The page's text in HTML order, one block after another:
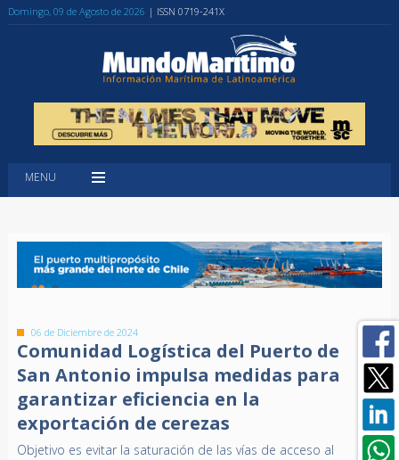
Domingo, 09 de Agosto de 2026 | ISSN 0719-241X
MENU
06 de Diciembre de 2024
Comunidad Logística del Puerto de
San Antonio impulsa medidas para
garantizar eficiencia en la
exportación de cerezas
Objetivo es evitar la saturación de las vías de acceso al